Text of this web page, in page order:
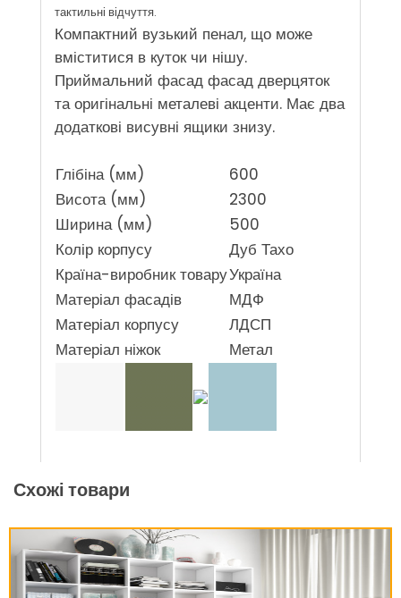
тактильні відчуття.
Компактний вузький пенал, що може
вміститися в куток чи нішу.
Приймальний фасад фасад дверцяток
та оригінальні металеві акценти. Має два
додаткові висувні ящики знизу.
Глібіна (мм)
600
Висота (мм)
2300
Ширина (мм)
500
Колір корпусу
Дуб Тахо
Країна-виробник товаруУкраїна
Матеріал фасадів
МДФ
Матеріал корпусу
ЛДСП
Матеріал ніжок
Метал
Схожі товари